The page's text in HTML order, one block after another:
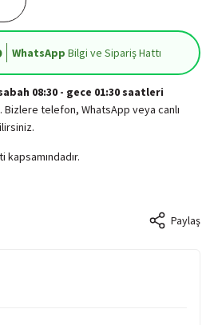
WhatsApp Bilgi ve Sipariş Hattı
08:30 - gece 01:30 saatleri
Bizlere telefon, WhatsApp veya canlı
kapsamındadır.
Paylaş